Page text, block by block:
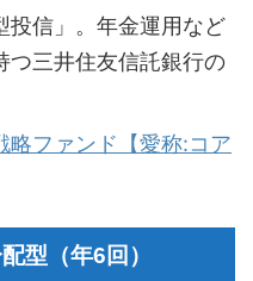
投信」。年金運用など
つ三井住友信託銀行の
略ファンド【愛称:コア
型（年6回）